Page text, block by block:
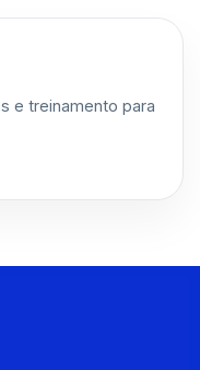
e treinamento para